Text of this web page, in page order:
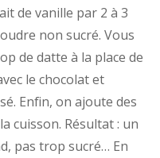
de vanille par 2 à 3
non sucré. Vous
de datte à la place de
le chocolat et
Enfin, on ajoute des
cuisson. Résultat : un
pas trop sucré… En